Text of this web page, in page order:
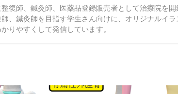
復師、鍼灸師、医薬品登録販売者として治療院を
師、鍼灸師を目指す学生さん向けに、オリジナルイ
かりやすくして発信しています。